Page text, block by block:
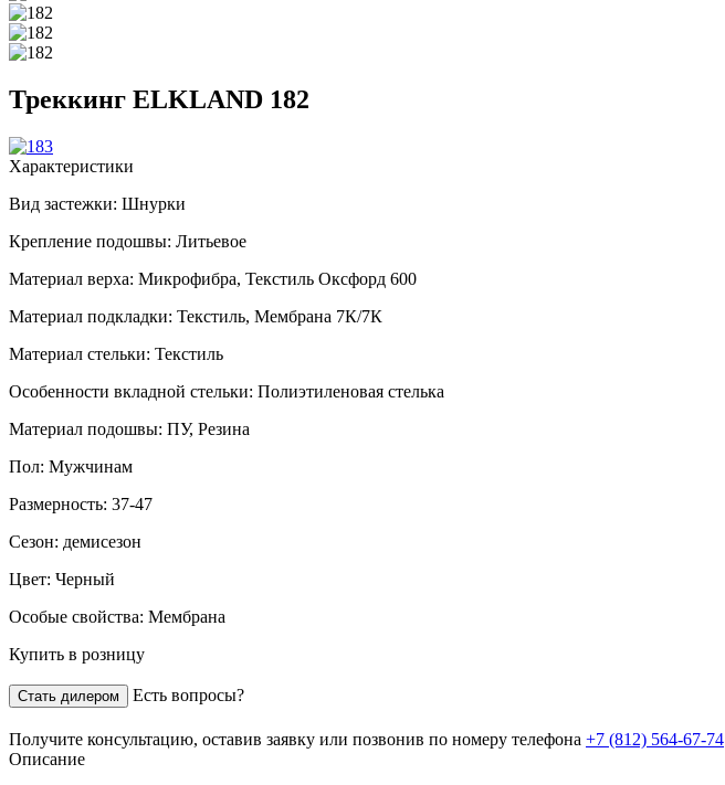
Треккинг ELKLAND 182
Характеристики
Вид застежки: Шнурки
Крепление подошвы: Литьевое
Материал верха: Микрофибра, Текстиль Оксфорд 600
Материал подкладки: Текстиль, Мембрана 7К/7К
Материал стельки: Текстиль
Особенности вкладной стельки: Полиэтиленовая стелька
Материал подошвы: ПУ, Резина
Пол: Мужчинам
Размерность: 37-47
Сезон: демисезон
Цвет: Черный
Особые свойства: Мембрана
Купить в розницу
Стать дилером Есть вопросы?
Получите консультацию, оставив заявку или позвонив по номеру телефона +7 (812) 564-67-74
Описание